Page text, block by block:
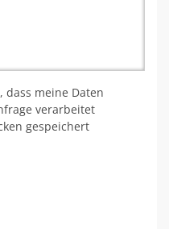
meine Daten
verarbeitet
gespeichert